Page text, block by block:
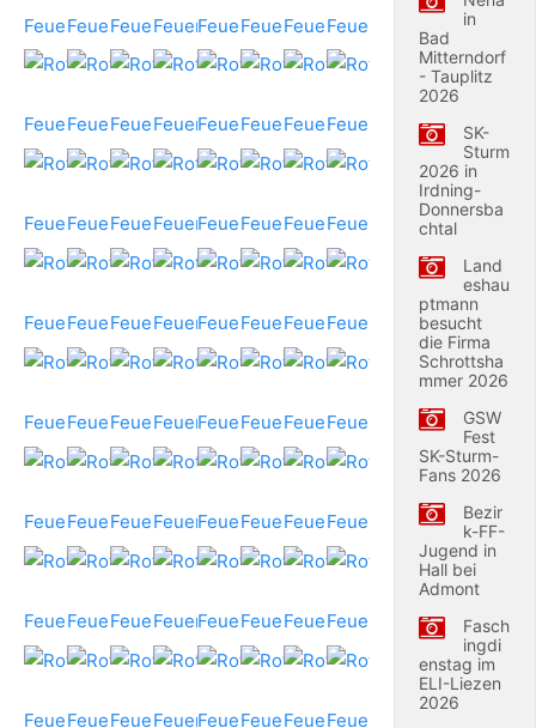
in
Bad
Mitterndorf
- Tauplitz
2026
SK-
Sturm
2026 in
Irdning-
Donnersba
chtal
Land
eshau
ptmann
besucht
die Firma
Schrottsha
mmer 2026
GSW
Fest
SK-Sturm-
Fans 2026
Bezir
k-FF-
Jugend in
Hall bei
Admont
Fasch
ingdi
enstag im
ELI-Liezen
2026